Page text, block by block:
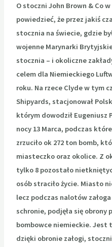
O stoczni John Brown & Co w
powiedzieć, że przez jakiś
stocznia na świecie, gdzie
wojenne Marynarki
stocznia – i okoliczne
celem dla Niemieckiego
roku. Na rzece Clyde w tym
Shipyards, stacjonował
którym dowodził Eugeniusz
nocy 13 Marca, podczas
zrzuciło ok 272 ton bomb,
miasteczko oraz okolice. Z
tylko 8 pozostało
osób straciło życie. Miasto
lecz podczas nalotów załoga
schronie, podjęła się
bombowce niemieckie. Jest
dzięki obronie załogi,